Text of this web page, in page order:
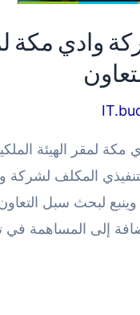
وادي مكة
المكلف لشركة
وينبع لبحث سبل
إلى المساهمة في